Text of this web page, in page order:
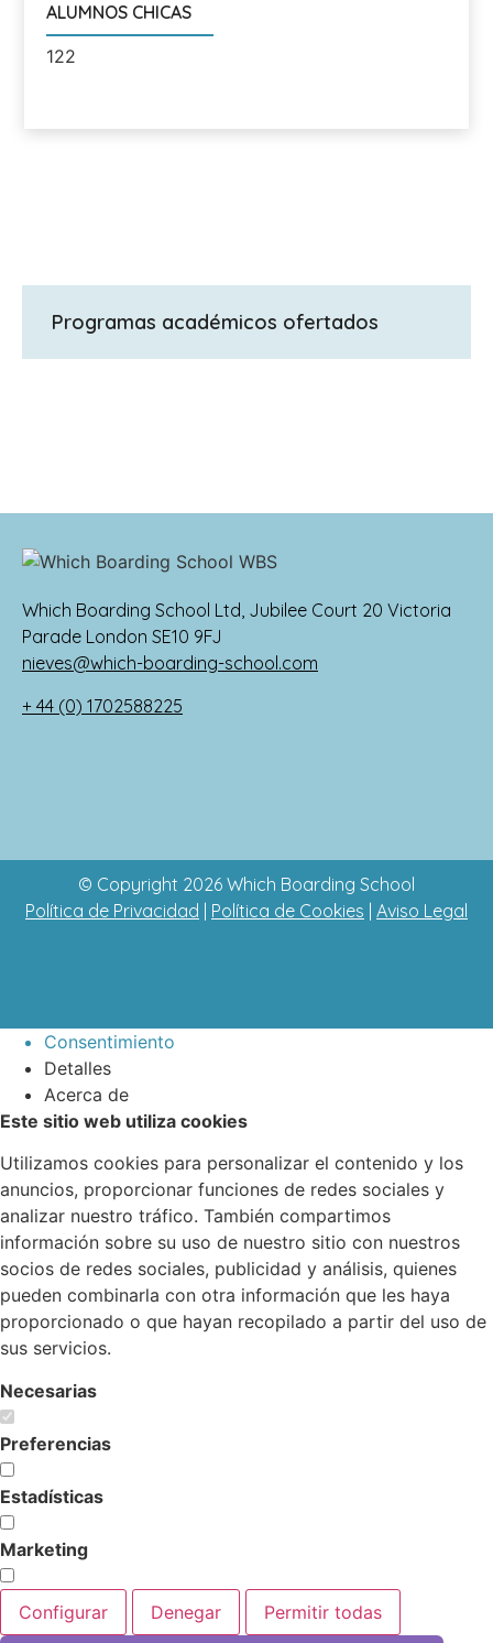
ALUMNOS CHICAS
122
Programas académicos ofertados
Which Boarding School Ltd, Jubilee Court 20 Victoria
Parade London SE10 9FJ
nieves@which-boarding-school.com
+ 44 (0) 1702588225
© Copyright 2026 Which Boarding School
Política de Privacidad | Política de Cookies | Aviso Legal
Consentimiento
Detalles
Acerca de
Este sitio web utiliza cookies
Utilizamos cookies para personalizar el contenido y los
anuncios, proporcionar funciones de redes sociales y
analizar nuestro tráfico. También compartimos
información sobre su uso de nuestro sitio con nuestros
socios de redes sociales, publicidad y análisis, quienes
pueden combinarla con otra información que les haya
proporcionado o que hayan recopilado a partir del uso de
sus servicios.
Necesarias
Preferencias
Estadísticas
Marketing
Configurar Denegar Permitir todas